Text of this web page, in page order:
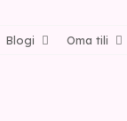
Oma tili
Blogi